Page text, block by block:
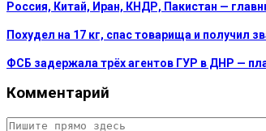
Россия, Китай, Иран, КНДР, Пакистан —
Похудел на 17 кг, спас товарища и получил
ФСБ задержала трёх агентов ГУР в ДНР —
Комментарий